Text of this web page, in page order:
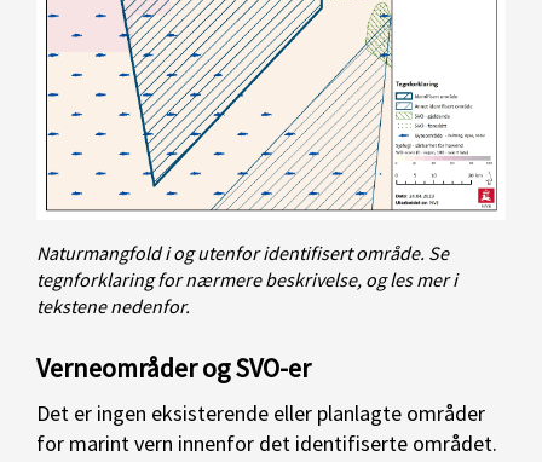
Naturmangfold i og utenfor identifisert område. Se
tegnforklaring for nærmere beskrivelse, og les mer i
tekstene nedenfor.
Verneområder og SVO-er
Det er ingen eksisterende eller planlagte områder
for marint vern innenfor det identifiserte området.